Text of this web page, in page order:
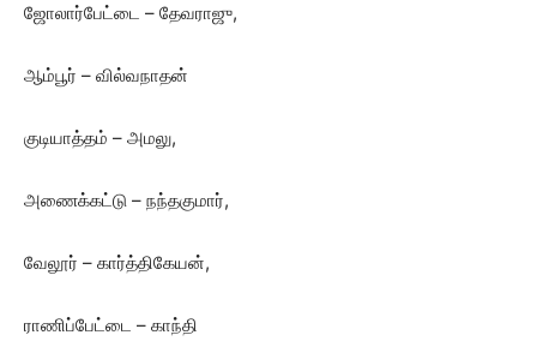
ஜோலார்பேட்டை – தேவராஜு,
ஆம்பூர் – வில்வநாதன்
குடியாத்தம் – அமலு,
அணைக்கட்டு – நந்தகுமார்,
வேலூர் – கார்த்திகேயன்,
ராணிப்பேட்டை – காந்தி